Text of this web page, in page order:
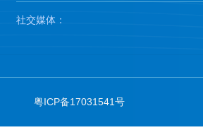
社交媒体：
粤ICP备17031541号